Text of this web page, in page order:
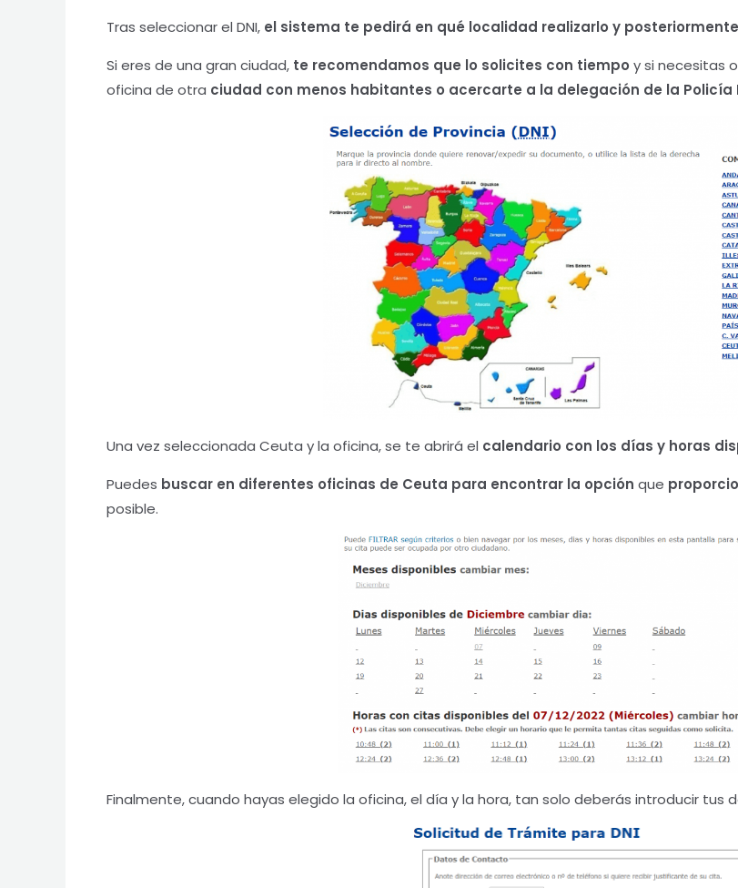
Tras seleccionar el DNI, el sistema te pedirá en qué localidad realizarlo y
Si eres de una gran ciudad, te recomendamos que lo solicites con tiempo y si necesitas
oficina de otra ciudad con menos habitantes o acercarte a la delegación de la Policía
Una vez seleccionada Ceuta y la oficina, se te abrirá el calendario con los días y horas
Puedes buscar en diferentes oficinas de Ceuta para encontrar la opción que
posible.
Finalmente, cuando hayas elegido la oficina, el día y la hora, tan solo deberás introducir tus